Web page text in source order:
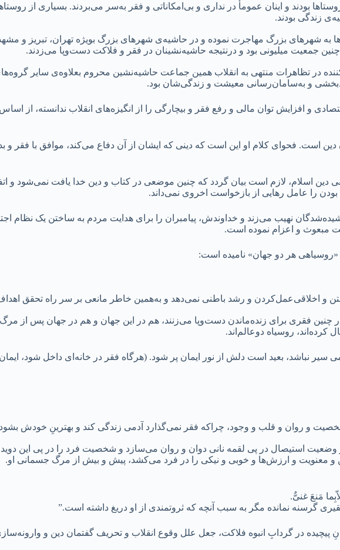
نیمی از مردم ایران پیش از انقلاب (۵۴%) ساکن روستاها بودند و اینان عمومأ در نداری و بی‌امکاناتی و فقر به‌سر می‌بردند.
زندگی بودند.
به شهرهای بزرگ مهاجرت نموده و در حاشیه‌ی شهرهای بزرگ بویژه تهران، تبریز و
جمعیت میلیونی بود و درنتیجه حاشیه‌نشینان در فقر و فلاکت دست‌وپا می‌زدند.
در تظاهرات منتهی به انقلاب همین جماعت حاشیه‌نشین محروم بعلاوه‌ی سایر گروه‌های
و به‌سامان‌رسانی معیشت و زندگی‌شان بود.
و افزایش توان مالی و رفع فقر و بیچارگی را از انگیزه‌های انقلاب ندانسته، از
است. فحوای کلام او این است که دینی که ایشان از آن دفاع می‌کند، موافق با فقر و
اسلام، لازم است بیان گردد که چنین موضعی در کتاب و دین خدا یافت نمی‌شود و
را عامل رهایی از بازخواست اخروی نمی‌داند.
نهیب می‌زند و خداوندش، پیامبران را برای هدایت مردم به ساختن یک نظام
مبعوث و اعزام نموده است.
هر دو جهان» نامیده است:
و اخلاقی‌عمل‌کردن و رشد باطنی نمی‌دهد و به‌همین خاطر مانعی بر سر راه تحقق
فقری برای زنده‌ماندن دست‌وپا می‌زنند، هم در این جهان و هم در جهان پس از مرگ
کرده‌اند، روسیاه دوعالم‌اند.
سیر نباشد، بعید است دلش از نور ایمان پر شود. (هرگاه فقر در خانه‌ای داخل شود،
و روان و قلب و وجود، چراکه فقر نمی‌گذارد آدمی زندگی کند و بهترینِ خودش
وضعیت استیصال در پی لقمه نانی دوان و روان می‌سازد و شخصیت فرد را در پی این
و معنویت و ارزش‌ها و خوبی و نیکی را در فرد می‌کشد، پیش و بیش از مرگ جسمانی او.
مَنعَ غنیٌّ.
گرسنه نمانده مگر به سبب آنچه که ثروتمندی از او دریغ داشته است.”
در گردابِ انبوه فلاکت، جعل علل وقوع انقلاب و تحریف گفتمان دین و وارونه‌سازی